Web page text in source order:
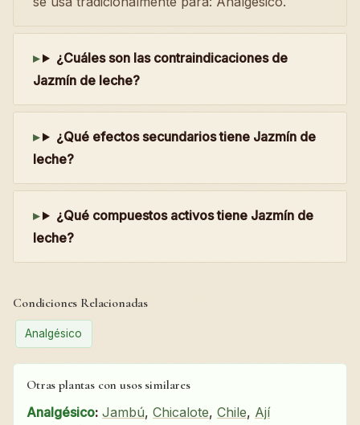
¿Cuáles son las contraindicaciones de
Jazmín de leche?
¿Qué efectos secundarios tiene Jazmín de
leche?
¿Qué compuestos activos tiene Jazmín de
leche?
Condiciones Relacionadas
Analgésico
Otras plantas con usos similares
Analgésico: Jambú, Chicalote, Chile, Ají